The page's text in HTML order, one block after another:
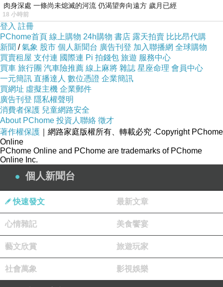
肉身深處 一條尚未熄滅的河流 仍渴望奔向遠方 歲月已經
18 小時前
登入 註冊
PChome首頁 線上購物 24h購物 書店 露天拍賣 比比昂代購
新聞 /氣象 股市 個人新聞台 廣告刊登 加入聯播網 全球購物
買賣租屋 支付連 國際連 Pi 拍錢包 旅遊 服務中心
買車 旅行團 汽車險推薦 線上麻將 雜誌 星座命理 會員中心
一元簡訊 直播達人 數位憑證 企業簡訊
買網址 虛擬主機 企業郵件
廣告刊登 隱私權聲明
消費者保護 兒童網路安全
About PChome 投資人聯絡 徵才
著作權保護 ｜網路家庭版權所有、轉載必究 ‧Copyright PChome
Online
PChome Online and PChome are trademarks of PChome
Online Inc.
個人新聞台
快速發文 最新文章
心情雜記 美食饗宴
藝文欣賞 旅遊玩家
社會萬象 影視娛樂